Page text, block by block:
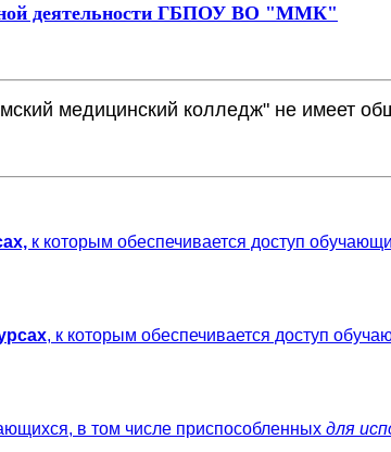
деятельности ГБПОУ ВО "ММК"
медицинский колледж" не имеет
к которым обеспечивается доступ
, к которым обеспечивается доступ
в том числе приспособленных для